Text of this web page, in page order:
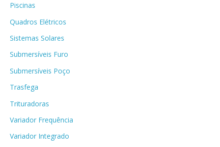
Piscinas
Quadros Elétricos
Sistemas Solares
Submersíveis Furo
Submersíveis Poço
Trasfega
Trituradoras
Variador Frequência
Variador Integrado